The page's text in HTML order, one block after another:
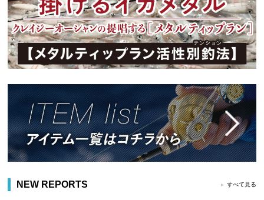
NEW REPORTS すべて見る